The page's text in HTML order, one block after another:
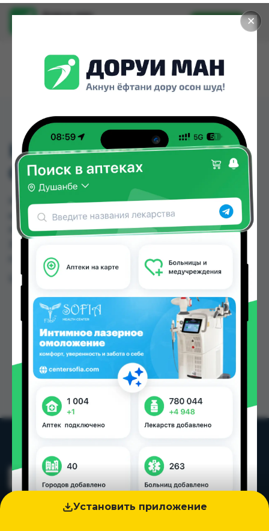
✕
Установить приложение
Доруи ман
Установить
H&S DEEP CLINS OIL
CONTROL 400ML
H&S DEEP CLINS OIL CONTROL 400ML можно
купить или заказать в аптеках, Дору Фарм №2,
Нишон №2, Нишон №3, Эколайф по цене от
городах Таджикистана
Цена: от30.00 TJS